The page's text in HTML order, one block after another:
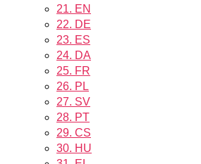
21. EN
22. DE
23. ES
24. DA
25. FR
26. PL
27. SV
28. PT
29. CS
30. HU